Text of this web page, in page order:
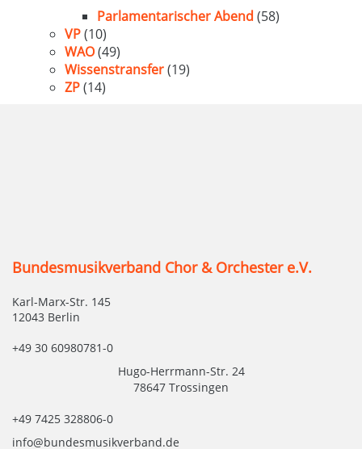
Parlamentarischer Abend (58)
VP(10)
WAO(49)
Wissenstransfer(19)
ZP(14)
Bundesmusikverband Chor & Orchester e.V.
Karl-Marx-Str. 145
12043 Berlin
+49 30 60980781-0
Hugo-Herrmann-Str. 24
78647 Trossingen
+49 7425 328806-0
info@bundesmusikverband.de